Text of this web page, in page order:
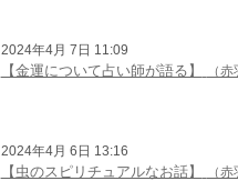
2024年4月 7日 11:09
【金運について占い師が語る】 （
2024年4月 6日 13:16
【虫のスピリチュアルなお話】 （